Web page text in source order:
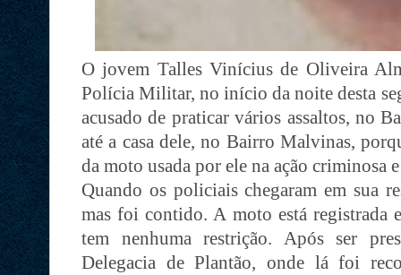
O jovem Talles Vinícius de Oliveira
Polícia Militar, no início da noite desta
acusado de praticar vários assaltos, no
até a casa dele, no Bairro Malvinas,
da moto usada por ele na ação criminosa
Quando os policiais chegaram em sua
mas foi contido. A moto está registrada
tem nenhuma restrição. Após ser
Delegacia de Plantão, onde lá foi